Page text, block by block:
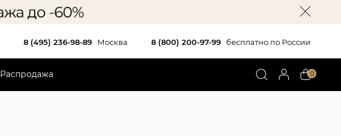
8 (495) 236-98-89 Москва 8 (800) 200-97-99 бесплатно по России
Распродажа 0